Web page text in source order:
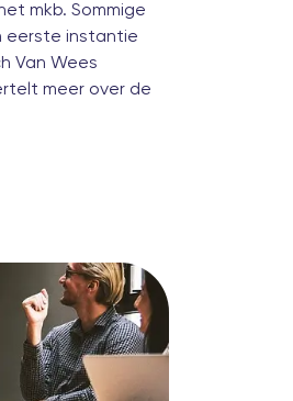
mkb. Sommige
eerste instantie
Van Wees
meer over de